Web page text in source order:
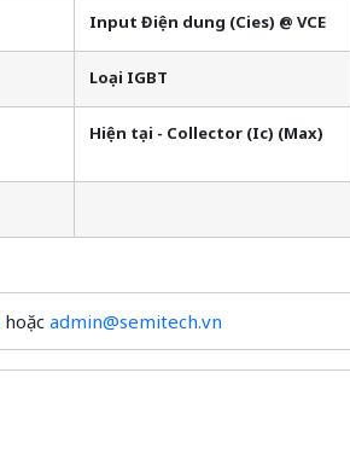
Input Điện dung (Cies) @ VCE
Loại IGBT
Hiện tại - Collector (Ic) (Max)
hoặc admin@semitech.vn